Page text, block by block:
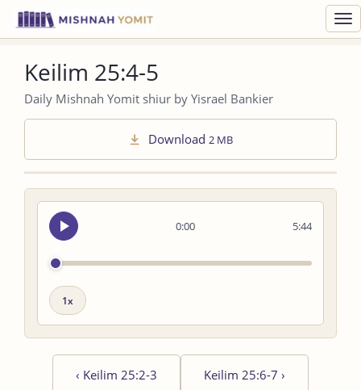
Keilim 25:4-5
Daily Mishnah Yomit shiur by Yisrael Bankier
Download 2 MB
0:00
Seek
audio
5:44
Playback
‹ Keilim 25:2-3 Keilim 25:6-7 ›